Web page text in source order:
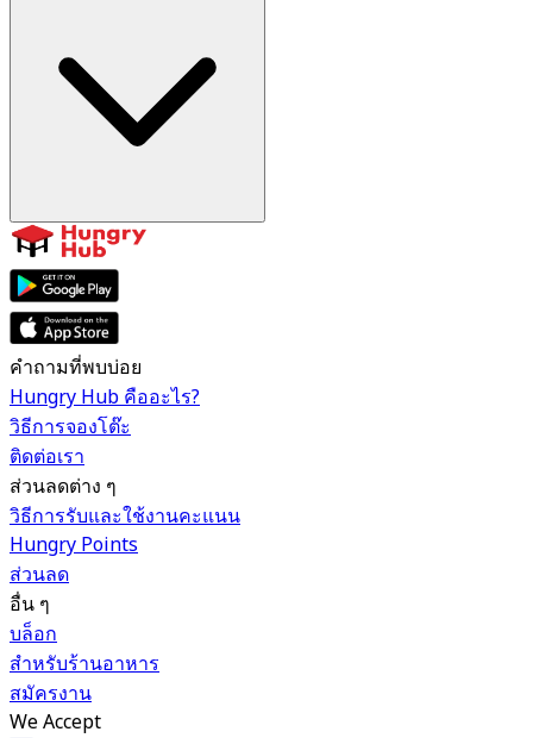
คำถามที่พบบ่อย
Hungry Hub คืออะไร?
วิธีการจองโต๊ะ
ติดต่อเรา
ส่วนลดต่าง ๆ
วิธีการรับและใช้งานคะแนน
Hungry Points
ส่วนลด
อื่น ๆ
บล็อก
สำหรับร้านอาหาร
สมัครงาน
We Accept